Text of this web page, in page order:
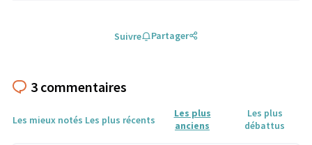
Suivre Partager
3 commentaires
Les mieux notés Les plus récents
Les plus
anciens
Les plus
débattus